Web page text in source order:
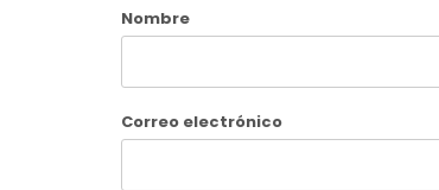
Nombre
Correo electrónico